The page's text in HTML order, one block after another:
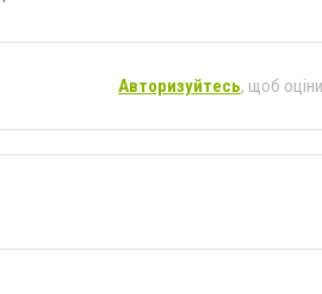
Авторизуйтесь, щоб